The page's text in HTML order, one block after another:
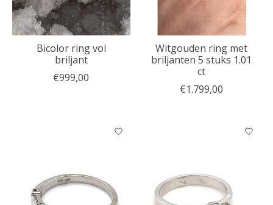
Bicolor ring vol
briljant
€999,00
Witgouden ring met
briljanten 5 stuks 1.01
ct
€1.799,00